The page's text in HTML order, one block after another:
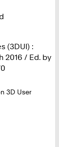
(3DUI) :
2016 / Ed. by
3D User